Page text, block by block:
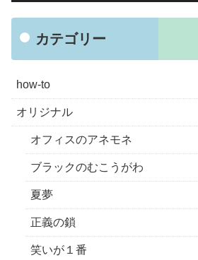
カテゴリー
how-to
オリジナル
オフィスのアネモネ
ブラックのむこうがわ
夏夢
正義の鎖
笑いが１番